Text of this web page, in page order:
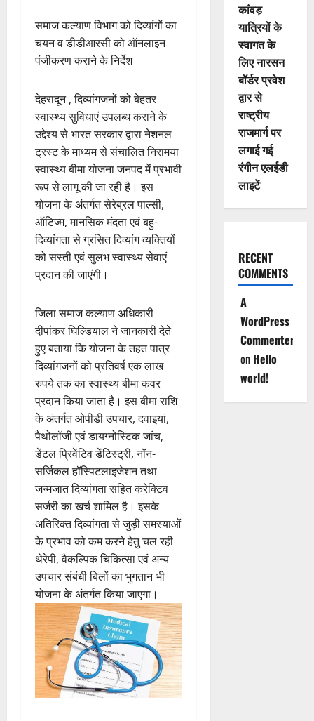
समाज कल्याण विभाग को दिव्यांगों का
चयन व डीडीआरसी को ऑनलाइन
पंजीकरण कराने के निर्देश
देहरादून , दिव्यांगजनों को बेहतर
स्वास्थ्य सुविधाएं उपलब्ध कराने के
उद्देश्य से भारत सरकार द्वारा नेशनल
ट्रस्ट के माध्यम से संचालित निरामया
स्वास्थ्य बीमा योजना जनपद में प्रभावी
रूप से लागू की जा रही है। इस
योजना के अंतर्गत सेरेब्रल पाल्सी,
ऑटिज्म, मानसिक मंदता एवं बहु-
दिव्यांगता से ग्रसित दिव्यांग व्यक्तियों
को सस्ती एवं सुलभ स्वास्थ्य सेवाएं
प्रदान की जाएंगी।
जिला समाज कल्याण अधिकारी
दीपांकर घिल्डियाल ने जानकारी देते
हुए बताया कि योजना के तहत पात्र
दिव्यांगजनों को प्रतिवर्ष एक लाख
रुपये तक का स्वास्थ्य बीमा कवर
प्रदान किया जाता है। इस बीमा राशि
के अंतर्गत ओपीडी उपचार, दवाइयां,
पैथोलॉजी एवं डायग्नोस्टिक जांच,
डेंटल प्रिवेंटिव डेंटिस्ट्री, नॉन-
सर्जिकल हॉस्पिटलाइजेशन तथा
जन्मजात दिव्यांगता सहित करेक्टिव
सर्जरी का खर्च शामिल है। इसके
अतिरिक्त दिव्यांगता से जुड़ी समस्याओं
के प्रभाव को कम करने हेतु चल रही
थेरेपी, वैकल्पिक चिकित्सा एवं अन्य
उपचार संबंधी बिलों का भुगतान भी
योजना के अंतर्गत किया जाएगा।
कांवड़
यात्रियों के
स्वागत के
लिए नारसन
बॉर्डर प्रवेश
द्वार से
राष्ट्रीय
राजमार्ग पर
लगाई गई
रंगीन एलईडी
लाइटें
RECENT
COMMENTS
A
WordPress
Commenter
on Hello
world!